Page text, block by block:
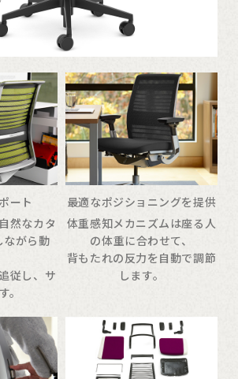
ート
然なカタ
ながら動
従し、サ
。
最適なポジショニングを提供
体重感知メカニズムは座る人
の体重に合わせて、
背もたれの反力を自動で調節
します。